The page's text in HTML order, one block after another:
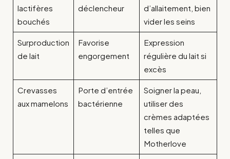
lactifères
bouchés
déclencheur
d’allaitement, bien
vider les seins
Surproduction
de lait
Favorise
engorgement
Expression
régulière du lait si
excès
Crevasses
aux mamelons
Porte d’entrée
bactérienne
Soigner la peau,
utiliser des
crèmes adaptées
telles que
Motherlove